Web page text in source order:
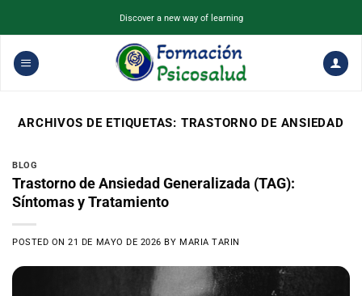
contenido
Discover a new way of learning
ARCHIVOS DE ETIQUETAS: TRASTORNO DE ANSIEDAD
BLOG
Trastorno de Ansiedad Generalizada (TAG):
Síntomas y Tratamiento
POSTED ON21 DE MAYO DE 2026 BY MARIA TARIN